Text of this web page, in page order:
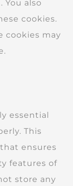
You also
cookies.
cookies may
essential
This
ensures
features of
store any